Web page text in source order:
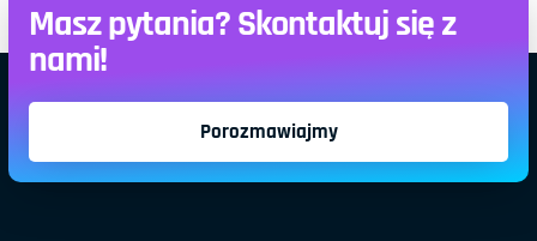
Masz pytania? Skontaktuj się z
nami!
Porozmawiajmy